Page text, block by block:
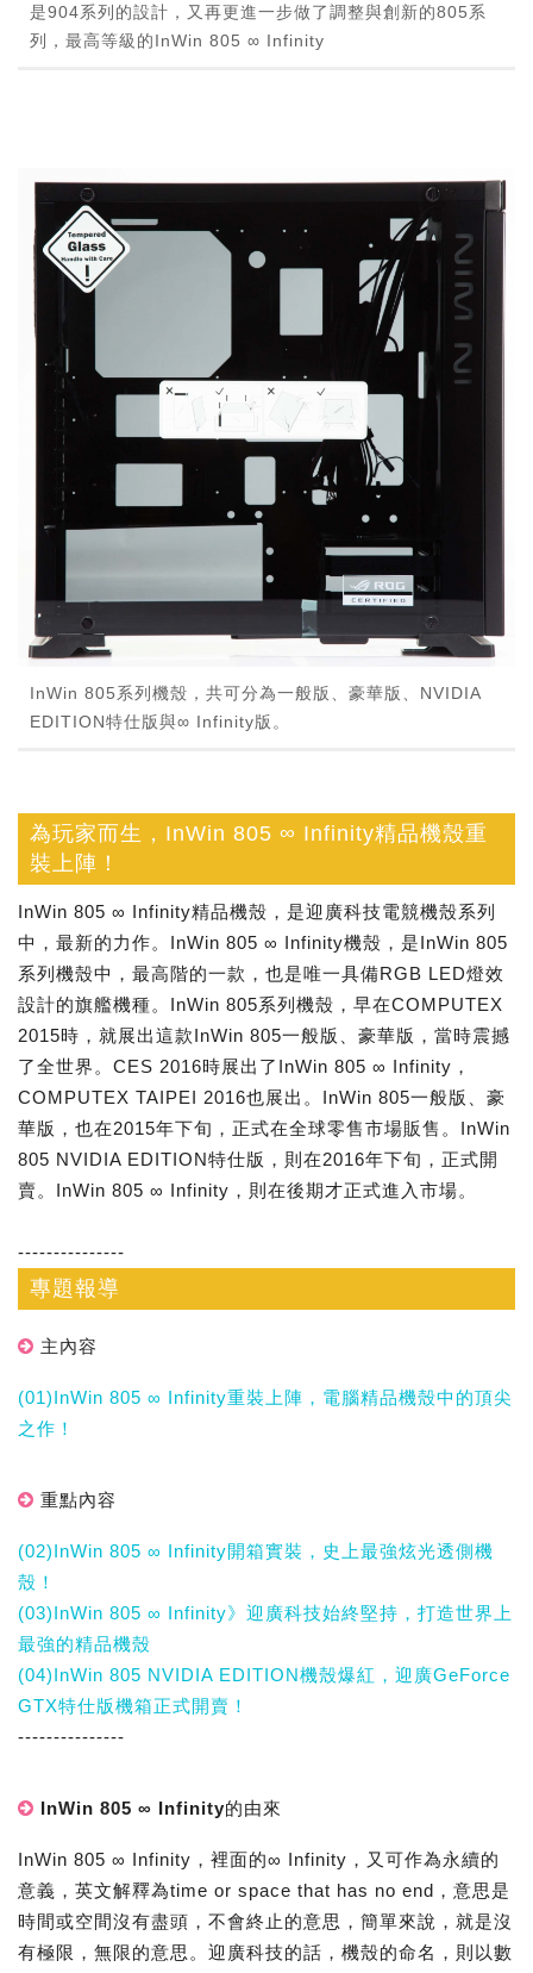
是904系列的設計，又再更進一步做了調整與創新的805系
列，最高等級的InWin 805 ∞ Infinity
InWin 805系列機殼，共可分為一般版、豪華版、NVIDIA
EDITION特仕版與∞ Infinity版。
為玩家而生，InWin 805 ∞ Infinity精品機殼重
裝上陣！
InWin 805 ∞ Infinity精品機殼，是迎廣科技電競機殼系列
中，最新的力作。InWin 805 ∞ Infinity機殼，是InWin 805
系列機殼中，最高階的一款，也是唯一具備RGB LED燈效
設計的旗艦機種。InWin 805系列機殼，早在COMPUTEX
2015時，就展出這款InWin 805一般版、豪華版，當時震撼
了全世界。CES 2016時展出了InWin 805 ∞ Infinity，
COMPUTEX TAIPEI 2016也展出。InWin 805一般版、豪
華版，也在2015年下旬，正式在全球零售市場販售。InWin
805 NVIDIA EDITION特仕版，則在2016年下旬，正式開
賣。InWin 805 ∞ Infinity，則在後期才正式進入市場。
---------------
專題報導
主內容
(01)InWin 805 ∞ Infinity重裝上陣，電腦精品機殼中的頂尖
之作！
重點內容
(02)InWin 805 ∞ Infinity開箱實裝，史上最強炫光透側機
殼！
(03)InWin 805 ∞ Infinity》迎廣科技始終堅持，打造世界上
最強的精品機殼
(04)InWin 805 NVIDIA EDITION機殼爆紅，迎廣GeForce
GTX特仕版機箱正式開賣！
---------------
InWin 805 ∞ Infinity的由來
InWin 805 ∞ Infinity，裡面的∞ Infinity，又可作為永續的
意義，英文解釋為time or space that has no end，意思是
時間或空間沒有盡頭，不會終止的意思，簡單來說，就是沒
有極限，無限的意思。迎廣科技的話，機殼的命名，則以數